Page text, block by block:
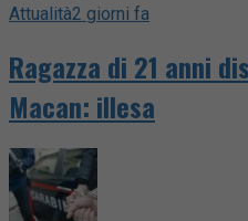
Attualità2 giorni fa
Ragazza di 21 anni
Macan: illesa